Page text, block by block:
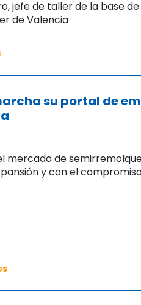
jefe de taller de la base de
de Valencia
su portal de
mercado de
y con el